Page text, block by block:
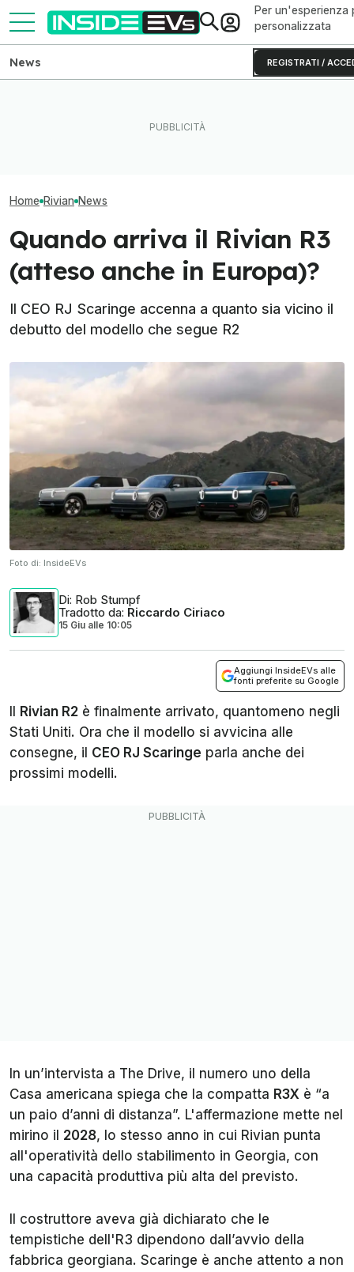
Per un'esperienza
personalizzata
REGISTRATI /
News
Home Rivian News
Quando arriva il Rivian R3
(atteso anche in Europa)?
Il CEO RJ Scaringe accenna a quanto sia vicino il
debutto del modello che segue R2
Foto di: InsideEVs
Di: Rob Stumpf
Tradotto da: Riccardo Ciriaco
15 Giu alle 10:05
Aggiungi InsideEVs alle
fonti preferite su Google
Rivian R2 è finalmente arrivato, quantomeno negli
Stati Uniti. Ora che il modello si avvicina alle
consegne, il CEO RJ Scaringe parla anche dei
prossimi modelli.
In un’intervista a The Drive, il numero uno della
Casa americana spiega che la compatta R3X è “a
un paio d’anni di distanza”. L'affermazione mette nel
mirino il 2028, lo stesso anno in cui Rivian punta
all'operatività dello stabilimento in Georgia, con
una capacità produttiva più alta del previsto.
Il costruttore aveva già dichiarato che le
tempistiche dell'R3 dipendono dall’avvio della
fabbrica georgiana. Scaringe è anche attento a non